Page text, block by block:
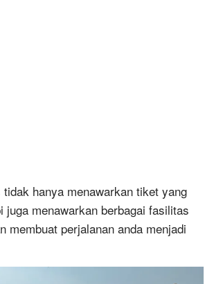
hanya menawarkan tiket yang
juga menawarkan berbagai fasilitas
membuat perjalanan anda menjadi